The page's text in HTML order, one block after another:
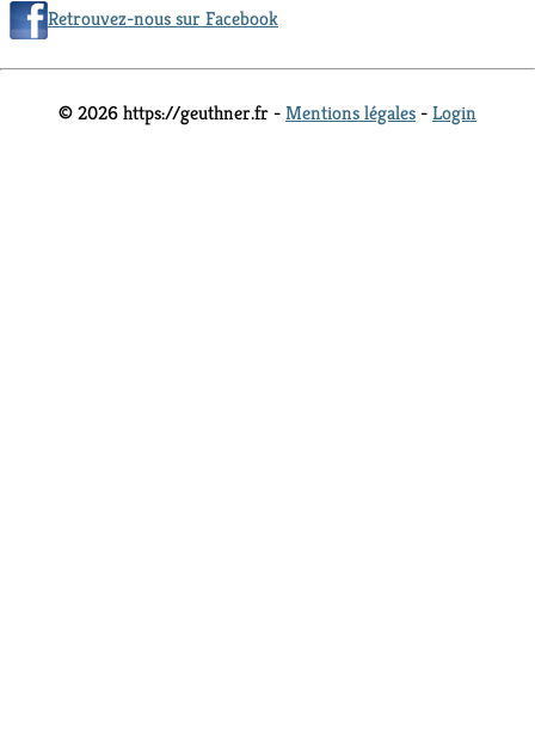
Retrouvez-nous sur Facebook
© 2026 https://geuthner.fr -Mentions légales -Login